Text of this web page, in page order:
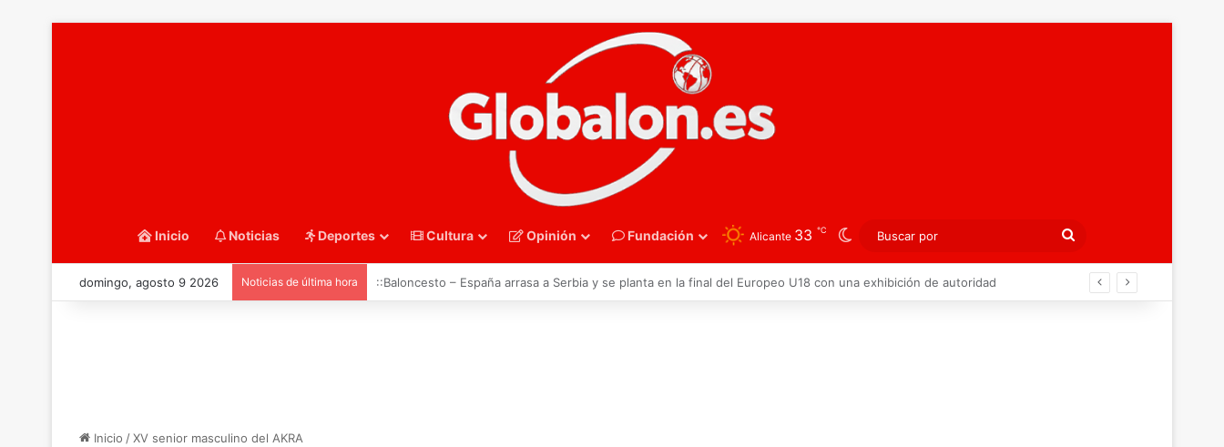
Inicio Noticias Deportes Cultura Opinión Fundación Alicante 33 ℃ Switch skin
Buscar
por
domingo, agosto 9 2026 Noticias de última hora ::Baloncesto – Eurobasket U16. España acelera hacia los octavos tras una exhibición colectiva ante Georgia
Inicio /XV senior masculino del AKRA